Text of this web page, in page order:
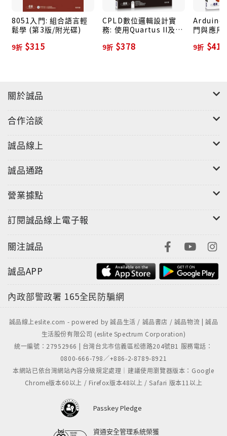
測元件）約在2千元左右。
‧學習模組化：可以結合本書範例程式與自己的巧思創
意，即能輕鬆完成互動設計作品。
按鍵開關、矩陣鍵盤、步進馬達、直流馬達、伺服馬
組、XBee模組，以及各類型感測器如光敏電阻、紅外線
軸加速度計等總計超過200個實用範例。
‧應用生活化：
之外、也能激發創意及想像力，內容可涵蓋各種LED的
數位電壓表、光線偵測應用、移動偵測應用、距離測量
度測量、電子琴、音樂盒、自走車、無線遙控車、自動
範例檔/練習檔/麵包板接線圖(彩圖)/(燒錄ATmega開機
化控制)PDF電子書
8051入門: 組合語言輕
鬆學 (第3版/附光碟)
9折 $315
CPLD數位邏輯設計實
務: 使用Quartus II及
附DVD)
9折 $378
Arduino
門與應用
9折 $414
關於誠品
合作洽談
誠品線上
誠品通路
營業據點
訂閱誠品線上電子報
關注誠品
誠品APP
內政部警政署 165全民防騙網
誠品線上eslite.com - powered by 誠品生活 / 誠品書店 / 誠品物流 | 誠品
生活股份有限公司 (eslite Spectrum Corporation)
統一編號：27952966 | 台灣台北市信義區松德路204號B1 服務電話：
0800-666-798／+886-2-8789-8921
本網站已依台灣網站內容分級規定處理｜建議使用瀏覽器版本：Google
Chrome版本60以上 / Firefox版本48以上 / Safari 版本11以上
Passkey Pledge
資通安全管理系統榮獲